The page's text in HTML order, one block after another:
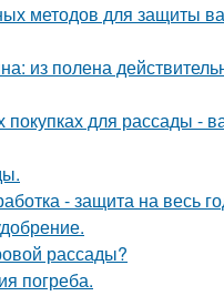
методов для защиты
из полена
для рассады -
- защита на весь
рассады?
погреба.